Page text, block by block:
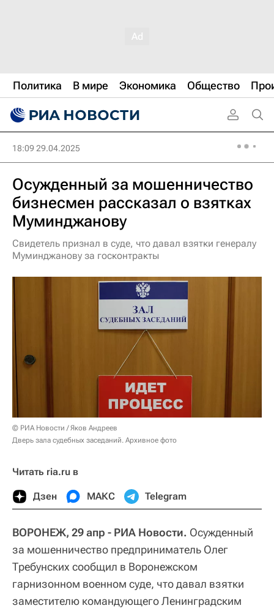
Политика В мире Экономика Общество
18:09 29.04.2025
Осужденный за мошенничество
бизнесмен рассказал о взятках
Муминджанову
Свидетель признал в суде, что давал взятки генералу
Муминджанову за госконтракты
© РИА Новости / Яков Андреев
Дверь зала судебных заседаний. Архивное фото
Читать ria.ru в
Дзен МАКС Telegram
ВОРОНЕЖ, 29 апр - РИА Новости. Осужденный
за мошенничество предприниматель Олег
Требунских сообщил в Воронежском
гарнизонном военном суде, что давал взятки
заместителю командующего Ленинградским